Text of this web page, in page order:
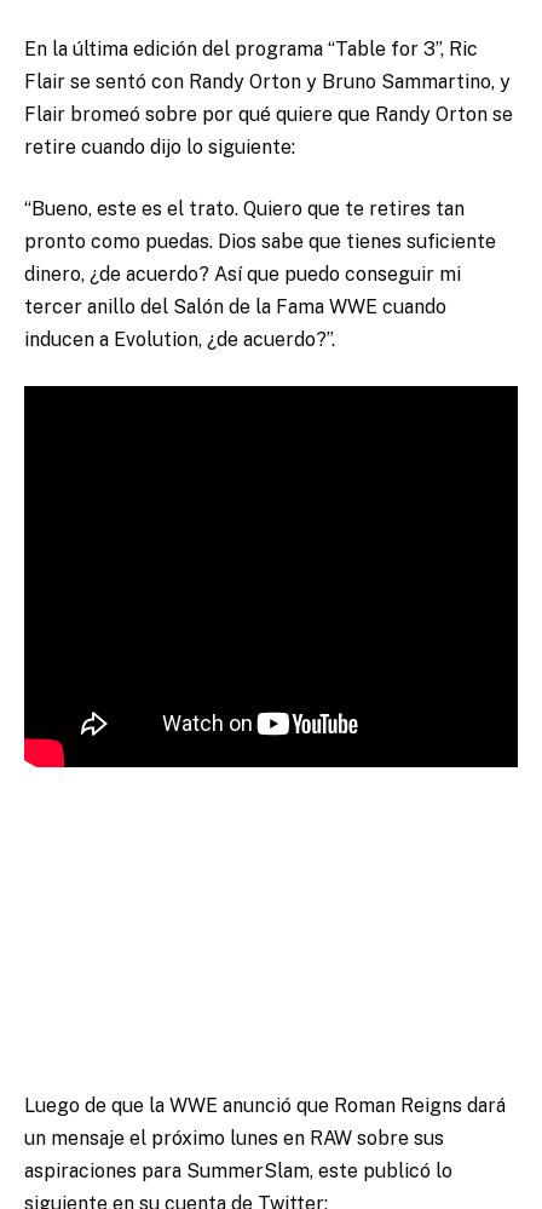
En la última edición del programa “Table for 3”, Ric
Flair se sentó con Randy Orton y Bruno Sammartino, y
Flair bromeó sobre por qué quiere que Randy Orton se
retire cuando dijo lo siguiente:
“Bueno, este es el trato. Quiero que te retires tan
pronto como puedas. Dios sabe que tienes suficiente
dinero, ¿de acuerdo? Así que puedo conseguir mi
tercer anillo del Salón de la Fama WWE cuando
inducen a Evolution, ¿de acuerdo?”.
Luego de que la WWE anunció que Roman Reigns dará
un mensaje el próximo lunes en RAW sobre sus
aspiraciones para SummerSlam, este publicó lo
siguiente en su cuenta de Twitter: